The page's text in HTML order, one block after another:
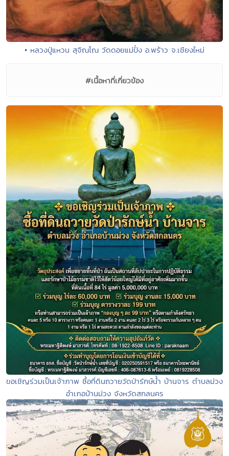
• หลวงปู่แหวน สุจิณโณ วัดดอยแม่ปั๋ง อ.พร้าว จ.เชียงใหม่
#เนื้อหาที่เกี่ยวข้อง
ขอเชิญร่วมเป็นเจ้าภาพ ซื้อที่ดินถวายวัดป่ารักษ์น้ำ บ้านจาร ตำบลม่วง
อำเภอบ้านม่วง จังหวัดสกลนคร